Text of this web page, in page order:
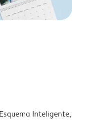
Inteligente,